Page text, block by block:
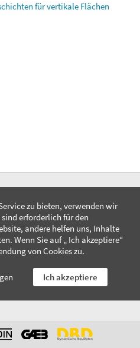
für vertikale Flächen
zu bieten, verwenden wir
erforderlich für den
andere helfen uns, Inhalte
Wenn Sie auf „ Ich akzeptiere“
von Cookies zu.
Ich akzeptiere